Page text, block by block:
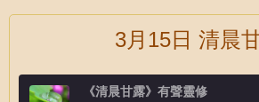
3月15日 清晨
《清晨甘露》有聲靈修